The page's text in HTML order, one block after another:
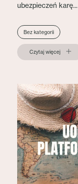
ubezpieczeń karę...
Bez kategorii
Czytaj więcej